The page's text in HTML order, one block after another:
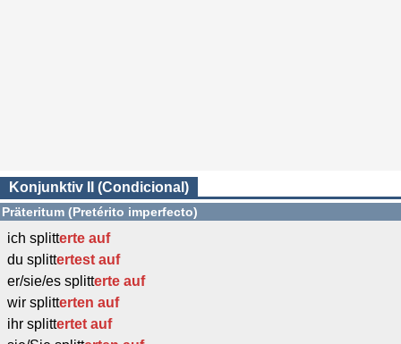
Konjunktiv II (Condicional)
Präteritum (Pretérito imperfecto)
ich splitterte auf
du splittertest auf
er/sie/es splitterte auf
wir splitterten auf
ihr splittertet auf